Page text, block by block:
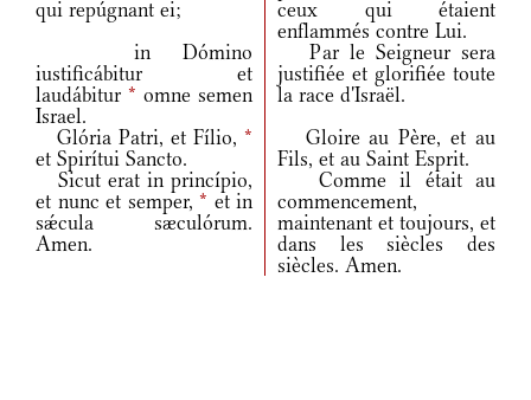
qui repúgnant ei;
ceux qui étaient
enflammés contre Lui.
in Dómino
iustificábitur et
laudábitur * omne semen
Israel.
Par le Seigneur sera
justifiée et glorifiée toute
la race d'Israël.
Glória Patri, et Fílio, *
et Spirítui Sancto.
Gloire au Père, et au
Fils, et au Saint Esprit.
Sicut erat in princípio,
et nunc et semper, * et in
sǽcula sæculórum.
Amen.
Comme il était au
commencement,
maintenant et toujours, et
dans les siècles des
siècles. Amen.